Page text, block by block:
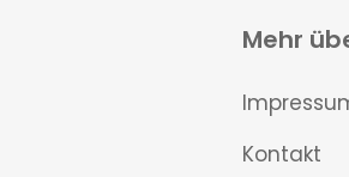
Mehr
Kontakt